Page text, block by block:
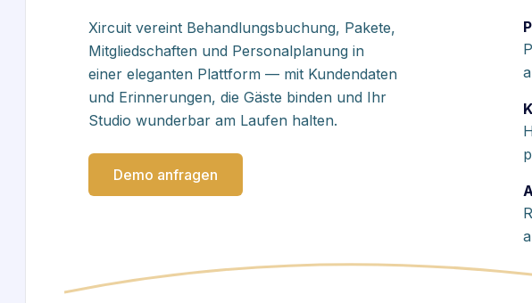
Xircuit vereint Behandlungsbuchung, Pakete,
Mitgliedschaften und Personalplanung in
einer eleganten Plattform — mit Kundendaten
und Erinnerungen, die Gäste binden und Ihr
Studio wunderbar am Laufen halten.
Demo anfragen